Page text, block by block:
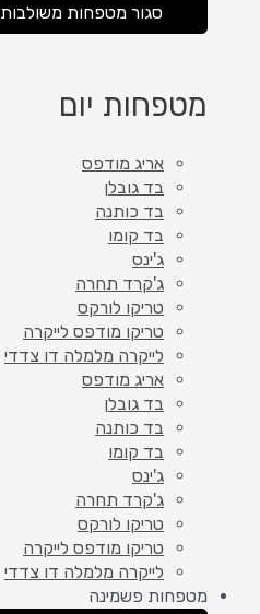
סגור מטפחות משולבות
מטפחות יום
אריג מודפס
בד גובלן
בד כותנה
בד קומו
ג'ינס
ג'קרד תחרה
טריקו לורקס
טריקו מודפס לייקרה
לייקרה מלמלה דו צדדי
אריג מודפס
בד גובלן
בד כותנה
בד קומו
ג'ינס
ג'קרד תחרה
טריקו לורקס
טריקו מודפס לייקרה
לייקרה מלמלה דו צדדי
מטפחות פשמינה